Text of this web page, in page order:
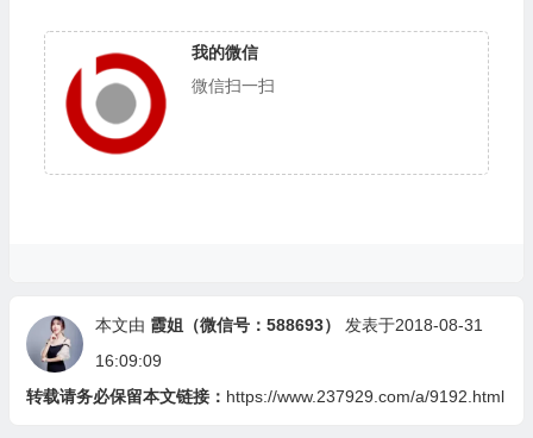
我的微信
微信扫一扫
本文由 霞姐（微信号：588693）
发表于2018-08-31
16:09:09
转载请务必保留本文链接： https://www.237929.com/a/9192.html